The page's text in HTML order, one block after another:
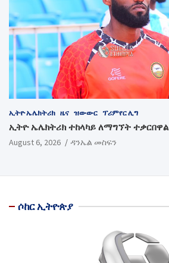
ኢትዮ ኤሌክትሪክ ዜና ዝውውር ፕሪምየር ሊግ
ኢትዮ ኤሌክትሪክ ተከላካይ ለማግኘት ተቃርበዋል
August 6, 2026 ዳንኤል መስፍን
ሶከር ኢትዮጵያ